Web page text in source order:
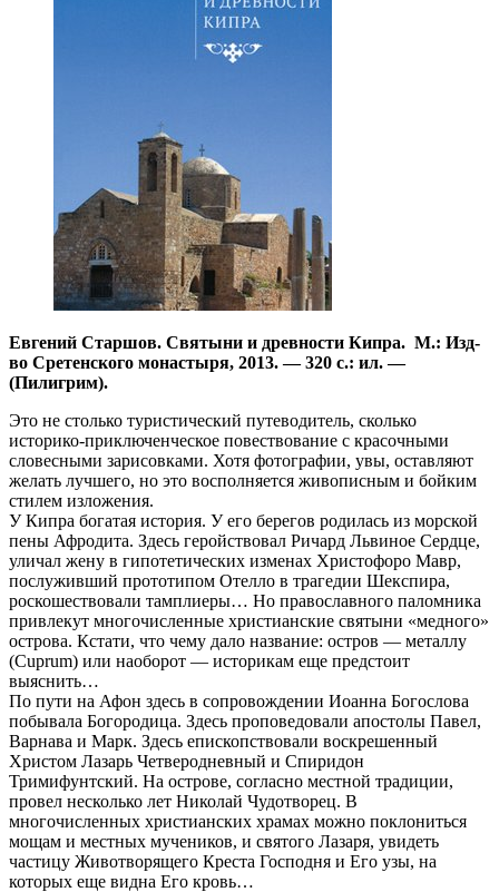
Евгений Старшов. Святыни и древности Кипра. М.: Изд-
во Сретенского монастыря, 2013. — 320 с.: ил. —
(Пилигрим).
Это не столько туристический путеводитель, сколько
историко-приключенческое повествование с красочными
словесными зарисовками. Хотя фото­графии, увы, оставляют
желать лучшего, но это восполняется живописным и бойким
стилем изложения.
У Кипра богатая история. У его берегов родилась из морской
пены Афродита. Здесь геройствовал Ричард Львиное Сердце,
уличал жену в гипотетических изменах Христофоро Мавр,
послуживший прототипом Отелло в трагедии Шекспира,
роскошествовали тамплиеры… Но православного паломника
привлекут многочисленные христианские святыни «медного»
острова. Кстати, что чему дало название: остров — металлу
(Cuprum) или наоборот — историкам еще предстоит
выяснить…
По пути на Афон здесь в сопровождении Иоанна Богослова
побывала Богородица. Здесь проповедовали апостолы Павел,
Варнава и Марк. Здесь епископствовали воскрешенный
Христом Лазарь Четверодневный и Спиридон
Тримифунтский. На острове, согласно местной традиции,
провел несколько лет Николай Чудотворец. В
многочисленных христианских храмах можно поклониться
мощам и местных мучеников, и святого Лазаря, увидеть
частицу Животворящего Креста Господня и Его узы, на
которых еще видна Его кровь…